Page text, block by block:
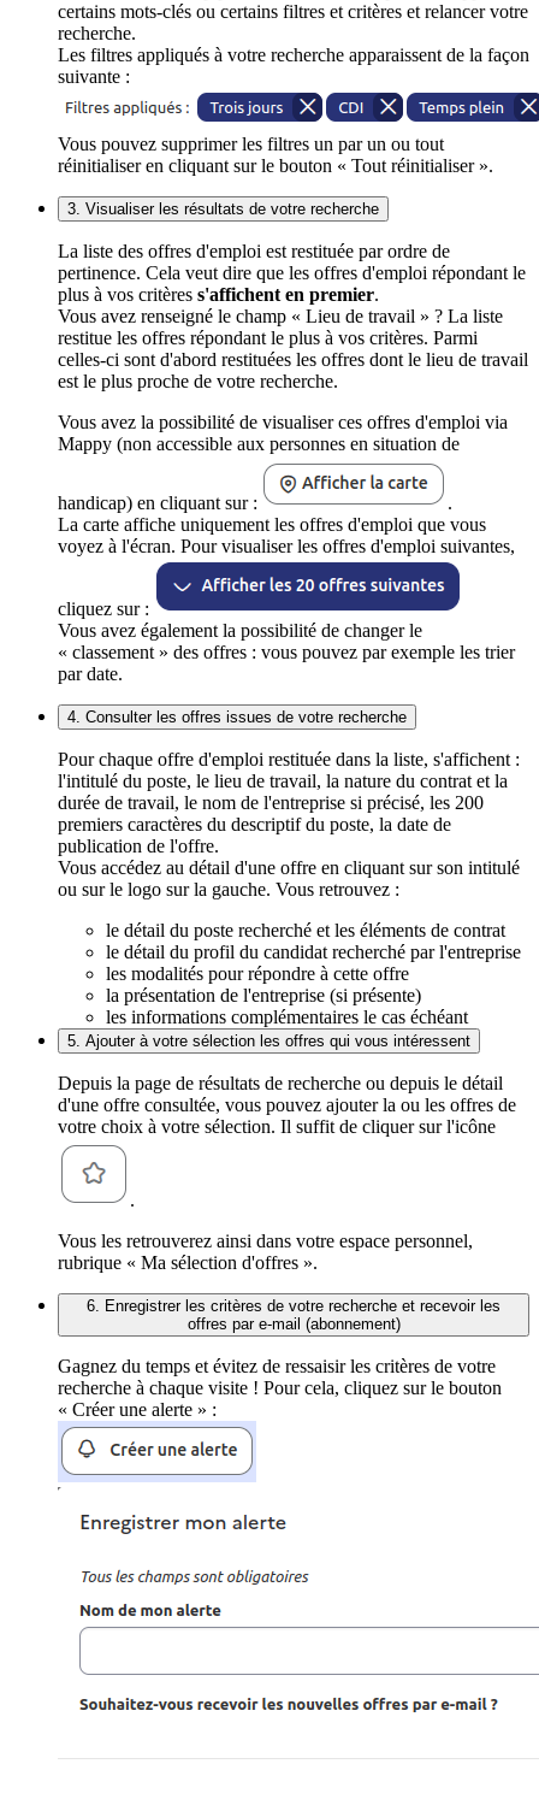
certains mots-clés ou certains filtres et critères et relancer votre
recherche.
Les filtres appliqués à votre recherche apparaissent de la façon
suivante :
Vous pouvez supprimer les filtres un par un ou tout
réinitialiser en cliquant sur le bouton « Tout réinitialiser ».
3. Visualiser les résultats de votre recherche
La liste des offres d'emploi est restituée par ordre de
pertinence. Cela veut dire que les offres d'emploi répondant le
plus à vos critères s'affichent en premier.
Vous avez renseigné le champ « Lieu de travail » ? La liste
restitue les offres répondant le plus à vos critères. Parmi
celles-ci sont d'abord restituées les offres dont le lieu de travail
est le plus proche de votre recherche.
Vous avez la possibilité de visualiser ces offres d'emploi via
Mappy (non accessible aux personnes en situation de
handicap) en cliquant sur :
.
La carte affiche uniquement les offres d'emploi que vous
voyez à l'écran. Pour visualiser les offres d'emploi suivantes,
cliquez sur :
Vous avez également la possibilité de changer le
« classement » des offres : vous pouvez par exemple les trier
par date.
4. Consulter les offres issues de votre recherche
Pour chaque offre d'emploi restituée dans la liste, s'affichent :
l'intitulé du poste, le lieu de travail, la nature du contrat et la
durée de travail, le nom de l'entreprise si précisé, les 200
premiers caractères du descriptif du poste, la date de
publication de l'offre.
Vous accédez au détail d'une offre en cliquant sur son intitulé
ou sur le logo sur la gauche. Vous retrouvez :
le détail du poste recherché et les éléments de contrat
le détail du profil du candidat recherché par l'entreprise
les modalités pour répondre à cette offre
la présentation de l'entreprise (si présente)
les informations complémentaires le cas échéant
5. Ajouter à votre sélection les offres qui vous intéressent
Depuis la page de résultats de recherche ou depuis le détail
d'une offre consultée, vous pouvez ajouter la ou les offres de
votre choix à votre sélection. Il suffit de cliquer sur l'icône
.
Vous les retrouverez ainsi dans votre espace personnel,
rubrique « Ma sélection d'offres ».
6. Enregistrer les critères de votre recherche et recevoir les
offres par e-mail (abonnement)
Gagnez du temps et évitez de ressaisir les critères de votre
recherche à chaque visite ! Pour cela, cliquez sur le bouton
« Créer une alerte » :